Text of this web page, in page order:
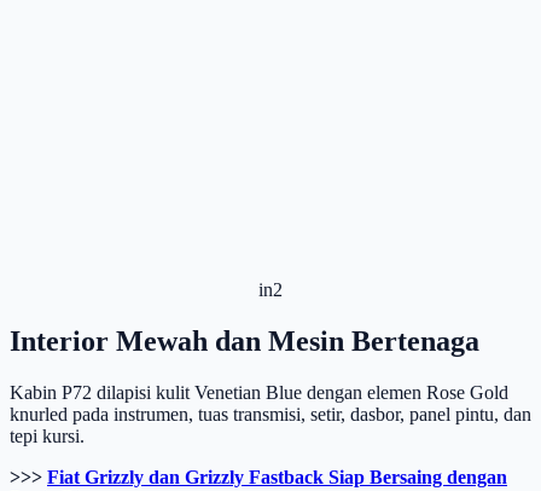
in2
Interior Mewah dan Mesin Bertenaga
Kabin P72 dilapisi kulit Venetian Blue dengan elemen Rose Gold
knurled pada instrumen, tuas transmisi, setir, dasbor, panel pintu, dan
tepi kursi.
>>> Fiat Grizzly dan Grizzly Fastback Siap Bersaing dengan